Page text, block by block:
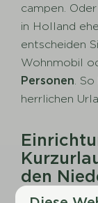
campen.
in Holland
entscheiden
Wohnmobil
Personen .
herrlichen
den